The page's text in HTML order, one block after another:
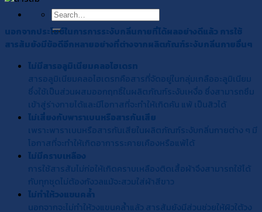
Search
for:
นอกจากประโยช์ในการการระงับกลิ่นกายที่ได้ผลอย่างดีแล้ว การใช้
สารส้มยังมีข้อดีอีกหลายอย่างที่ต่างจากผลิตภัณฑ์ระงับกลิ่นกายอื่นๆ
ไม่มีสารอลูมิเนียมคลอไฮเดรท
สารอลูมิเนียมคลอไฮเดรทคือสารที่จัดอยู่ในกลุ่มเกลืออะลูมิเนียม
ซึ่งใช้เป็นส่วนผสมออกฤทธิ์ในผลิตภัณฑ์ระงับเหงื่อ ซึ่งสามารถซึม
เข้าสู่ร่างกายได้และมีโอกาสที่จะทำให้เกิดคัน แพ้ เป็นสิวได้
ไม่เสี่ยงกับพาราเบนหรือสารกันเสีย
เพราะพาราเบนหรือสารกันเสียในผลิตภัณฑ์ระงับกลิ่นกายต่าง ๆ มี
โอกาสที่จะทำให้เกิดอาการระคายเคืองหรือแพ้ได้
ไม่มีคราบเหลือง
การใช้สารส้มไม่ก่อให้เกิดคราบเหลืองติดเสื้อผ้าจึงสามารถใช้ได้
กับทุกชุดไม่ต้องกังวลแม้จะสวมใส่ผ้าสีขาว
ไม่ทำให้วงแขนคล้ำ
นอกจากจะไม่ทำให้วงแขนคล้ำแล้ว สารส้มยังมีส่วนช่วยให้ผิวใต้วง